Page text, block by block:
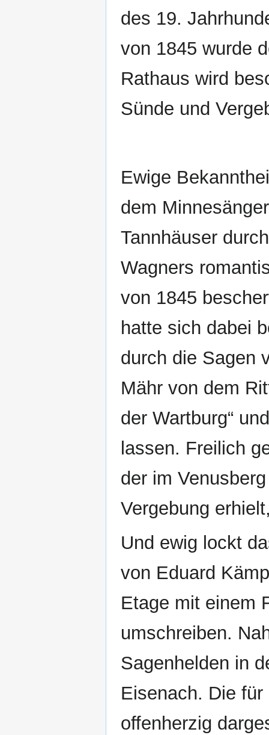
des 19.
von 1845 wurde
Rathaus wird
Sünde und
Ewige
dem Minnesänger
Tannhäuser
Wagners
von 1845
hatte sich dabei
durch die Sagen
Mähr von dem
der Wartburg“
lassen. Freilich
der im
Vergebung
Und ewig lockt
von Eduard
Etage mit einem
umschreiben.
Sagenhelden in
Eisenach. Die
offenherzig